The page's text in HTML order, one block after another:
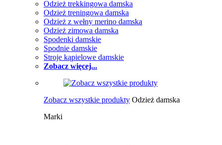
Odzież trekkingowa damska
Odzież treningowa damska
Odzież z wełny merino damska
Odzież zimowa damska
Spodenki damskie
Spodnie damskie
Stroje kąpielowe damskie
Zobacz więcej...
Zobacz wszystkie produkty Odzież damska
Marki